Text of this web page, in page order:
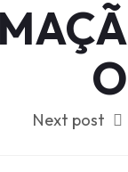
O
Next post